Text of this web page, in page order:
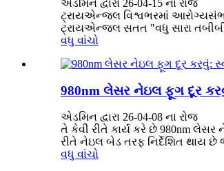
એડમિન દ્વારા 26-04-15 ના રોજ
ટ્રાયએન્જલ વિશ્વભરમાં
ટ્રાયએન્જલ સતત "વધુ સારા તબીબી
વધુ વાંચો
980nm લેસર નેઇલ ફૂગ દૂર
એડમિન દ્વારા 26-04-08 ના રોજ
તે કેવી રીતે કાર્ય કરે છે 980nm
રીતે નેઇલ બેડ તરફ નિર્દેશિત થાય છે
વધુ વાંચો